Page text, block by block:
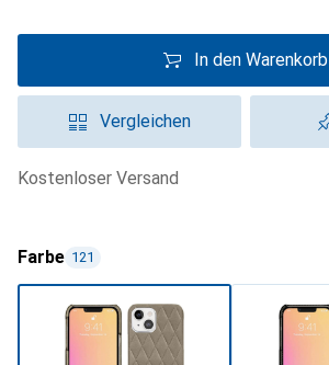
In den Warenkorb
Vergleichen
kostenloser Versand
Farbe 121